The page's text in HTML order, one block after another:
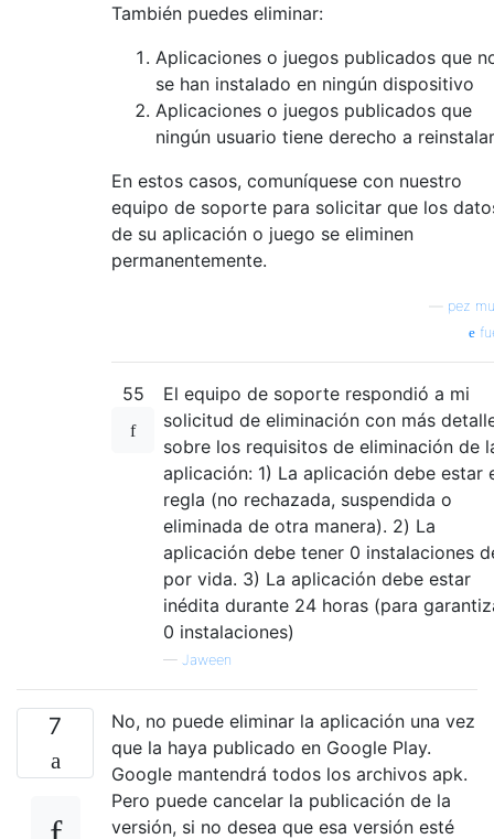
También puedes eliminar:
Aplicaciones o juegos publicados que
se han instalado en ningún dispositivo
Aplicaciones o juegos publicados que
ningún usuario tiene derecho a reinstalar
En estos casos, comuníquese con nuestro
equipo de soporte para solicitar que los
de su aplicación o juego se eliminen
permanentemente.
pez
55
El equipo de soporte respondió a mi
solicitud de eliminación con más
sobre los requisitos de eliminación de
aplicación: 1) La aplicación debe estar
regla (no rechazada, suspendida o
eliminada de otra manera). 2) La
aplicación debe tener 0 instalaciones
por vida. 3) La aplicación debe estar
inédita durante 24 horas (para
0 instalaciones)
— Jaween
7
No, no puede eliminar la aplicación una vez
que la haya publicado en Google Play.
Google mantendrá todos los archivos apk.
Pero puede cancelar la publicación de la
versión, si no desea que esa versión esté